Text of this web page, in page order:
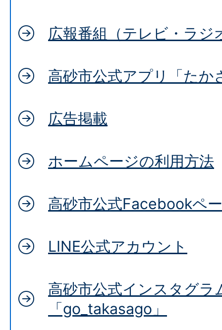
広報番組（テレビ・ラジ
高砂市公式アプリ「たか
広告掲載
ホームページの利用方法
高砂市公式Facebookペ
LINE公式アカウント
高砂市公式インスタグラ
「go_takasago」